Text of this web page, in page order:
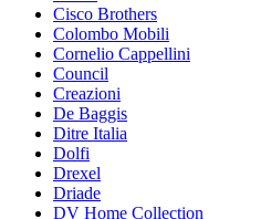
Cisco Brothers
Colombo Mobili
Cornelio Cappellini
Council
Creazioni
De Baggis
Ditre Italia
Dolfi
Drexel
Driade
DV Home Collection